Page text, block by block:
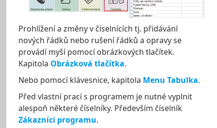
Prohlížení a změny v číselnících tj. přidávání
nových řádků nebo rušení řádků a opravy se
provádí myší pomocí obrázkových tlačítek.
Kapitola Obrázková tlačítka.
Nebo pomocí klávesnice, kapitola Menu Tabulka.
Před vlastní prací s programem je nutné vyplnit
alespoň některé číselníky. Především číselník
Zákazníci programu.